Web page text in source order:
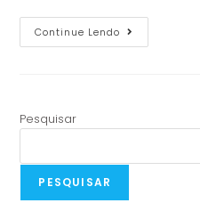
Continue Lendo
Pesquisar
PESQUISAR